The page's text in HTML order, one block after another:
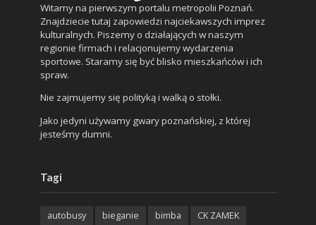
Witamy na pierwszym portalu metropolii Poznań.
Znajdziecie tutaj zapowiedzi najciekawszych imprez
kulturalnych. Piszemy o działających w naszym
regionie firmach i relacjonujemy wydarzenia
sportowe. Staramy się być blisko mieszkańców i ich
spraw.
Nie zajmujemy się polityką i walką o stołki.
Jako jedyni używamy gwary poznańskiej, z której
jesteśmy dumni.
Tagi
autobusy bieganie bimba
CK ZAMEK